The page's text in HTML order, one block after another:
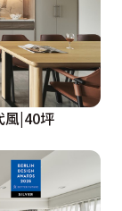
風|40坪